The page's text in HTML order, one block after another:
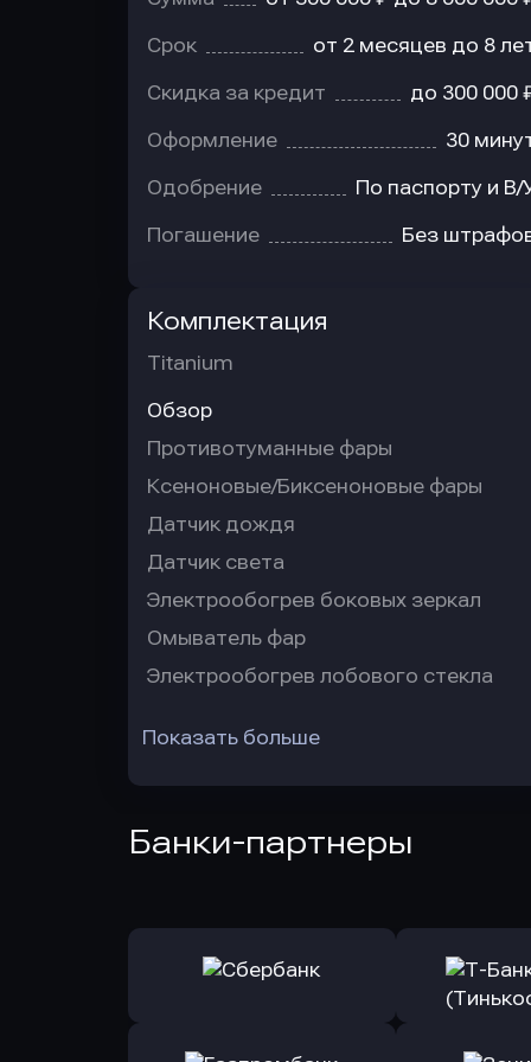
Срок от 2 месяцев до 8
Скидка за кредит до 300 000
Оформление 30
Одобрение По паспорту и В/
Погашение Без
Комплектация
Titanium
Обзор
Противотуманные фары
Ксеноновые/Биксеноновые фары
Датчик дождя
Датчик света
Электрообогрев боковых зеркал
Омыватель фар
Электрообогрев лобового стекла
Показать больше
Банки-партнеры
Оправить заявку